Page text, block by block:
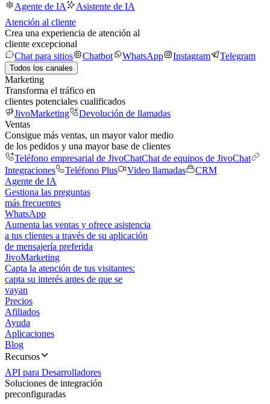
Agente de IA
Asistente de IA
Atención al cliente
Crea una experiencia de atención al
cliente excepcional
Chat para sitios
Chatbot WhatsApp Instagram Telegram
Todos los canales
Marketing
Transforma el tráfico en
clientes potenciales cualificados
JivoMarketing
Devolución de llamadas
Ventas
Consigue más ventas, un mayor valor medio
de los pedidos y una mayor base de clientes
Teléfono empresarial de JivoChatChat de equipos de JivoChat
Integraciones
Teléfono Plus Video llamadas
CRM
Agente de IA
Gestiona las preguntas
más frecuentes
WhatsApp
Aumenta las ventas y ofrece asistencia
a tus clientes a través de su aplicación
de mensajería preferida
JivoMarketing
Capta la atención de tus visitantes:
capta su interés antes de que se
vayan
Precios
Afiliados
Ayuda
Aplicaciones
Blog
Recursos
API para Desarrolladores
Soluciones de integración
preconfiguradas